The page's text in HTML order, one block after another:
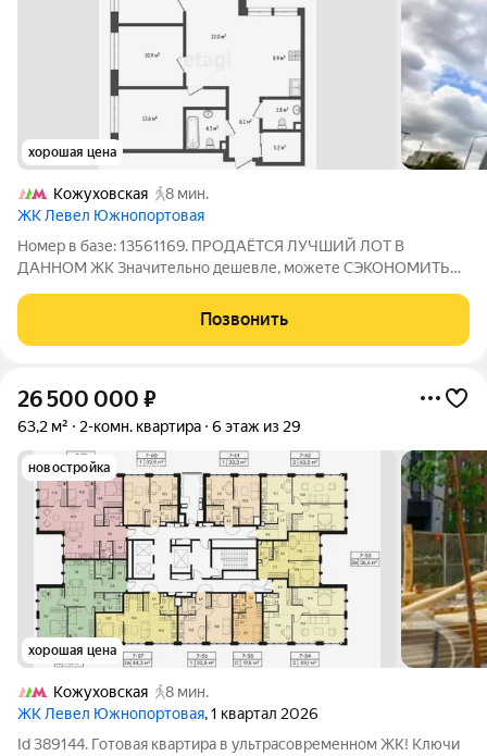
хорошая цена
Кожуховская
8 мин.
ЖК Левел Южнопортовая
Номер в базе: 13561169. ПРОДАЁТСЯ ЛУЧШИЙ ЛОТ В
ДАННОМ ЖК Значительно дешевле, можете СЭКОНОМИТЬ
квартира 83,5 м в 4-м корпусе жилого комплекса Level
Позвонить
26 500 000 ₽
63,2 м² 2-комн. квартира 6 этаж из 29
новостройка
хорошая цена
Кожуховская
8 мин.
ЖК Левел Южнопортовая, 1 квартал 2026
Id 389144. Готовая квартира в ультрасовременном ЖК! Ключи